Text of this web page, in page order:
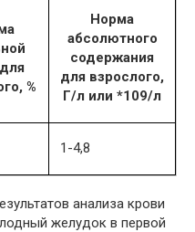
%
Норма
абсолютного
содержания
для взрослого,
Г/л или *109/л
1-4,8
анализа крови
желудок в первой